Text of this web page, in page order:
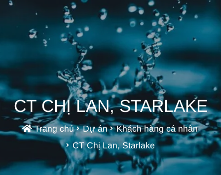
CT CHỊ LAN, STARLAKE
Trang chủ Dự án
Khách hàng cá nhân
CT Chị Lan, Starlake